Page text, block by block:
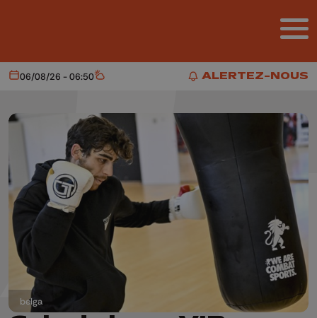
ALERTEZ-NOUS
ALERTEZ-NOUS
Aujourd'hui
06/08/26 - 06:50 Météo
belga